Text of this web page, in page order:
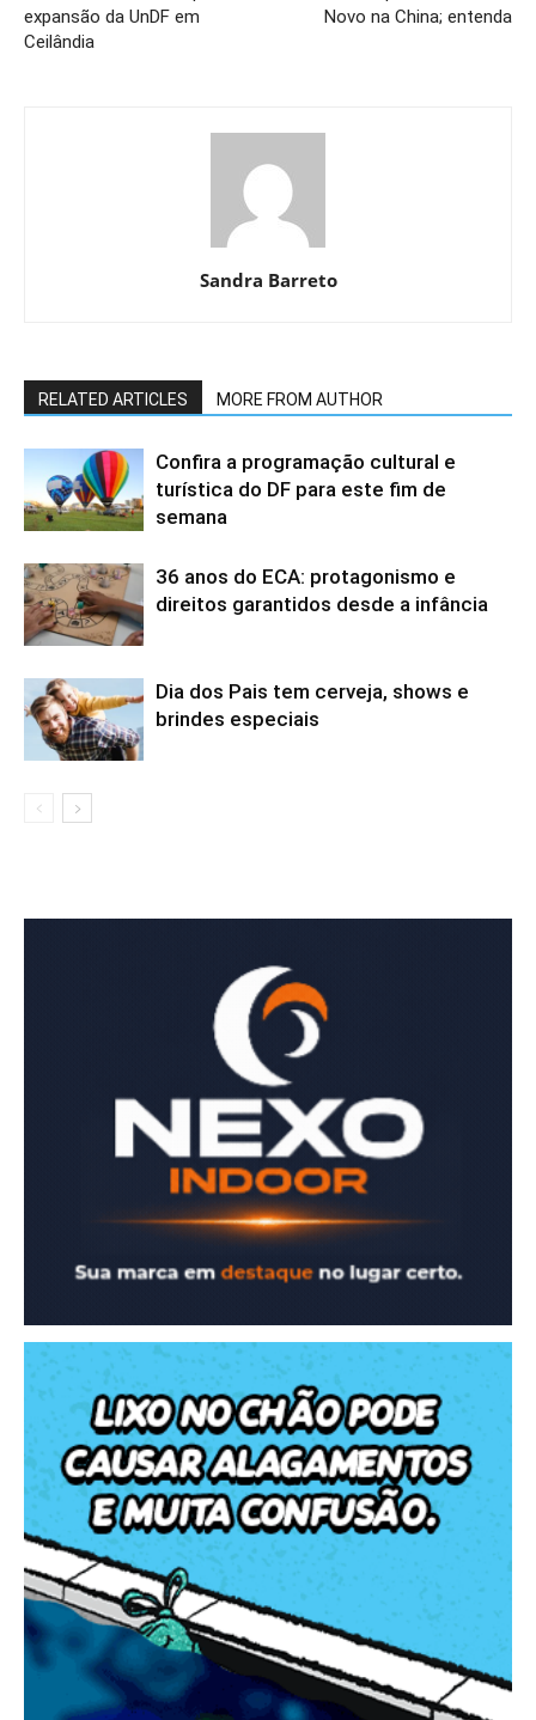
expansão da UnDF em
Ceilândia
Novo na China; entenda
Sandra Barreto
RELATED ARTICLES MORE FROM AUTHOR
Confira a programação cultural e
turística do DF para este fim de
semana
36 anos do ECA: protagonismo e
direitos garantidos desde a infância
Dia dos Pais tem cerveja, shows e
brindes especiais